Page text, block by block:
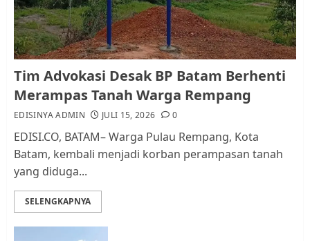
1
AGUSTUS 1, 2026 0
Kader Pajak jadi Penghubung
Pemerintah dan Masyarakat di
Lingkungan RT/RW
AGUSTUS 1, 2026
Tim Advokasi Desak BP Batam Berhenti
Merampas Tanah Warga Rempang
EDISINYA ADMIN JULI 15, 2026 0
EDISI.CO, BATAM– Warga Pulau Rempang, Kota
Batam, kembali menjadi korban perampasan tanah
yang diduga...
SELENGKAPNYA